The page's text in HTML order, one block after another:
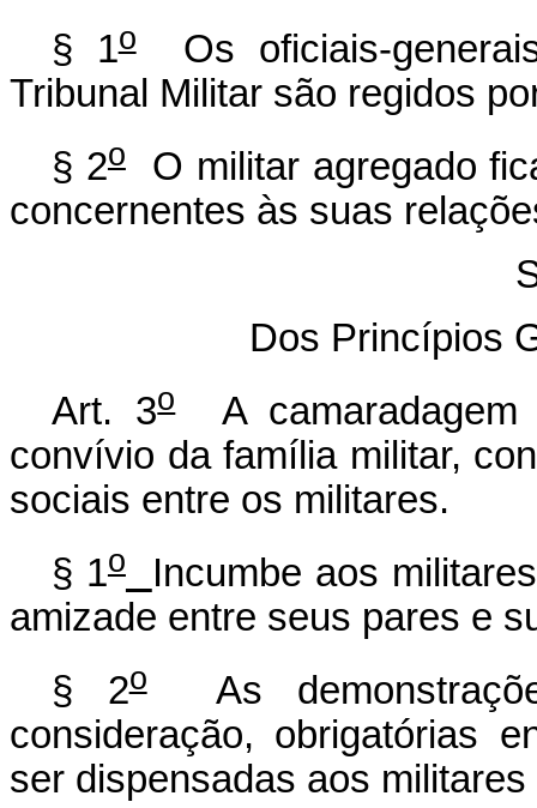
§ 1oOs oficiais-
Tribunal Militar são regidos
§ 2oO militar agregado
concernentes às suas
Dos Princípios
Art. 3oA camaradagem
convívio da família militar,
sociais entre os militares.
§ 1o
Incumbe aos
amizade entre seus pares e
§ 2oAs
consideração, obrigatórias
ser dispensadas aos